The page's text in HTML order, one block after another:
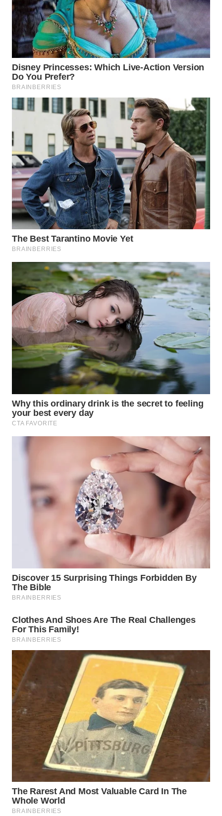
TAPANULI
TENGAH
WN DELI
SERDANG
WN
TEBING
TINGGI
PAKPAK
WN
KARAWANG
WN
BEKASI
WN
BOGOR
WN
DEPOK
WN
TAPANULI
UTARA
WN
SAMOSIR
PADANG
LAWAS
WN
CIANJUR
WN
TANGERANG
WN
WN
CIREBON
INDRAMAYU
KUNINGAN
WN
MAJALENGKA
SUBANG